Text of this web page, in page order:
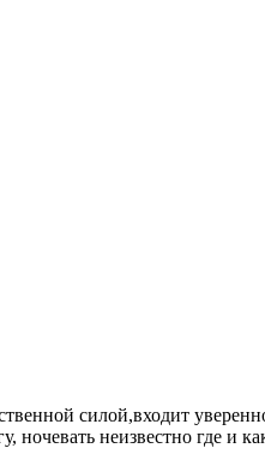
силой,входит
ночевать неизвестно где и